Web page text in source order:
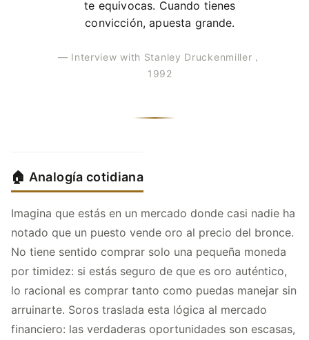
te equivocas. Cuando tienes
convicción, apuesta grande.
— Interview with Stanley Druckenmiller，
1992
🏠 Analogía cotidiana
Imagina que estás en un mercado donde casi nadie ha
notado que un puesto vende oro al precio del bronce.
No tiene sentido comprar solo una pequeña moneda
por timidez: si estás seguro de que es oro auténtico,
lo racional es comprar tanto como puedas manejar sin
arruinarte. Soros traslada esta lógica al mercado
financiero: las verdaderas oportunidades son escasas,